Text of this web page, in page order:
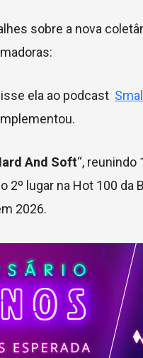
sobre a nova
ela ao podcast
And Soft“, reunindo
lugar na Hot 100 da
2026.